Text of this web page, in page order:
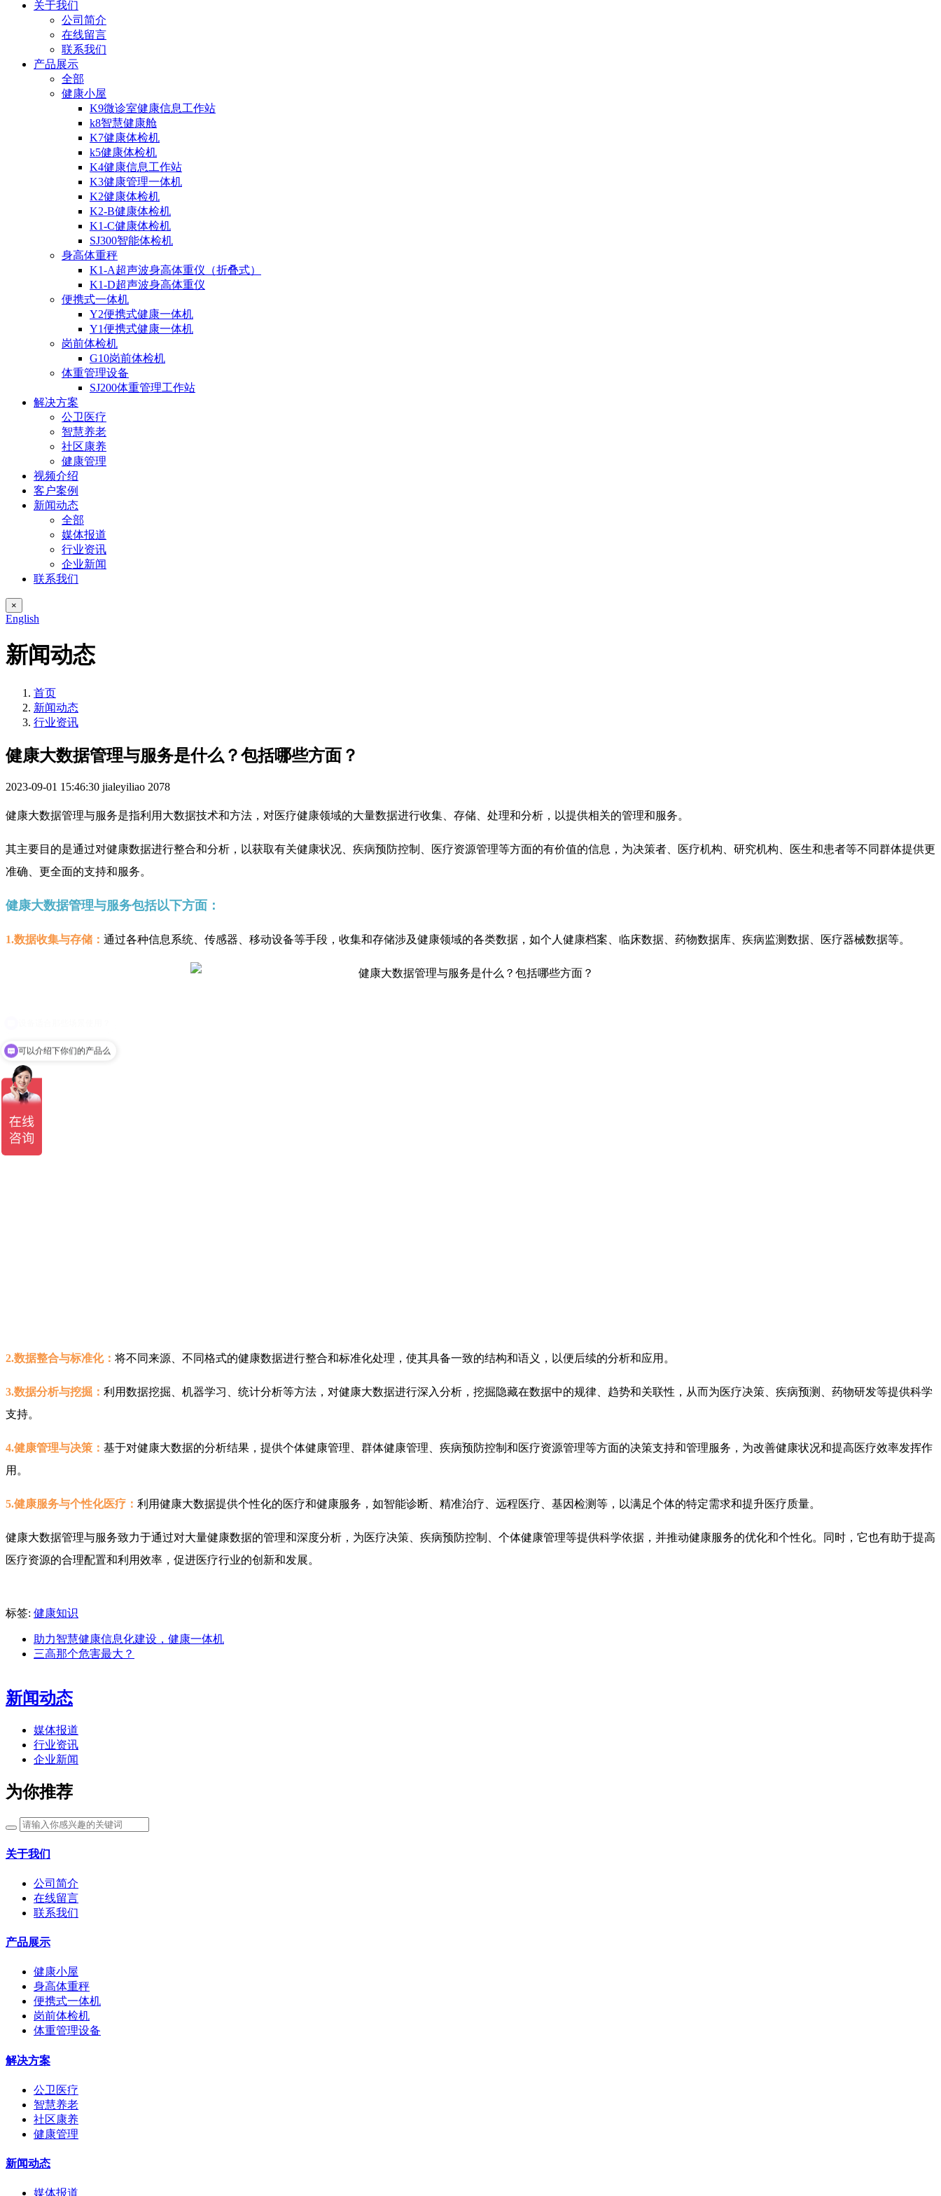
关于我们
公司简介
在线留言
联系我们
产品展示
全部
健康小屋
K9微诊室健康信息工作站
k8智慧健康舱
K7健康体检机
k5健康体检机
K4健康信息工作站
K3健康管理一体机
K2健康体检机
K2-B健康体检机
K1-C健康体检机
SJ300智能体检机
身高体重秤
K1-A超声波身高体重仪（折叠式）
K1-D超声波身高体重仪
便携式一体机
Y2便携式健康一体机
Y1便携式健康一体机
岗前体检机
G10岗前体检机
体重管理设备
SJ200体重管理工作站
解决方案
公卫医疗
智慧养老
社区康养
健康管理
视频介绍
客户案例
新闻动态
全部
媒体报道
行业资讯
企业新闻
联系我们
×
English
新闻动态
首页
新闻动态
行业资讯
健康大数据管理与服务是什么？包括哪些方面？
2023-09-01 15:46:30 jialeyiliao 2078
健康大数据管理与服务是指利用大数据技术和方法，对医疗健康领域的大量数据进行收集、存储、处理和分析，以提供相关的管理和服务。
其主要目的是通过对健康数据进行整合和分析，以获取有关健康状况、疾病预防控制、医疗资源管理等方面的有价值的信息，为决策者、医疗机构、研究机构、医生和患者等不同群体提供更
准确、更全面的支持和服务。
健康大数据管理与服务包括以下方面：
1.数据收集与存储： 通过各种信息系统、传感器、移动设备等手段，收集和存储涉及健康领域的各类数据，如个人健康档案、临床数据、药物数据库、疾病监测数据、医疗器械数据等。
2.数据整合与标准化： 将不同来源、不同格式的健康数据进行整合和标准化处理，使其具备一致的结构和语义，以便后续的分析和应用。
3.数据分析与挖掘： 利用数据挖掘、机器学习、统计分析等方法，对健康大数据进行深入分析，挖掘隐藏在数据中的规律、趋势和关联性，从而为医疗决策、疾病预测、药物研发等提供科学
支持。
4.健康管理与决策： 基于对健康大数据的分析结果，提供个体健康管理、群体健康管理、疾病预防控制和医疗资源管理等方面的决策支持和管理服务，为改善健康状况和提高医疗效率发挥作
用。
5.健康服务与个性化医疗： 利用健康大数据提供个性化的医疗和健康服务，如智能诊断、精准治疗、远程医疗、基因检测等，以满足个体的特定需求和提升医疗质量。
健康大数据管理与服务致力于通过对大量健康数据的管理和深度分析，为医疗决策、疾病预防控制、个体健康管理等提供科学依据，并推动健康服务的优化和个性化。同时，它也有助于提高
医疗资源的合理配置和利用效率，促进医疗行业的创新和发展。
标签: 健康知识
助力智慧健康信息化建设，健康一体机
三高那个危害最大？
新闻动态
媒体报道
行业资讯
企业新闻
为你推荐
关于我们
公司简介
在线留言
联系我们
产品展示
健康小屋
身高体重秤
便携式一体机
岗前体检机
体重管理设备
解决方案
公卫医疗
智慧养老
社区康养
健康管理
新闻动态
媒体报道
可以介绍下你们的产品么